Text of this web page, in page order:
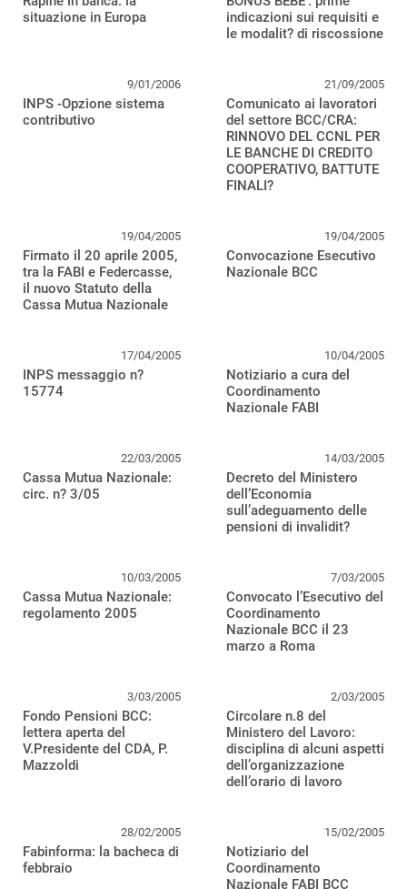
situazione in Europa
indicazioni sui requisiti e
le modalit? di riscossione
9/01/2006
INPS -Opzione sistema
contributivo
21/09/2005
Comunicato ai lavoratori
del settore BCC/CRA:
RINNOVO DEL CCNL PER
LE BANCHE DI CREDITO
COOPERATIVO, BATTUTE
FINALI?
19/04/2005
Firmato il 20 aprile 2005,
tra la FABI e Federcasse,
il nuovo Statuto della
Cassa Mutua Nazionale
19/04/2005
Convocazione Esecutivo
Nazionale BCC
17/04/2005
INPS messaggio n?
15774
10/04/2005
Notiziario a cura del
Coordinamento
Nazionale FABI
22/03/2005
Cassa Mutua Nazionale:
circ. n? 3/05
14/03/2005
Decreto del Ministero
dell’Economia
sull’adeguamento delle
pensioni di invalidit?
10/03/2005
Cassa Mutua Nazionale:
regolamento 2005
7/03/2005
Convocato l’Esecutivo del
Coordinamento
Nazionale BCC il 23
marzo a Roma
3/03/2005
Fondo Pensioni BCC:
lettera aperta del
V.Presidente del CDA, P.
Mazzoldi
2/03/2005
Circolare n.8 del
Ministero del Lavoro:
disciplina di alcuni aspetti
dell’organizzazione
dell’orario di lavoro
28/02/2005
Fabinforma: la bacheca di
febbraio
15/02/2005
Notiziario del
Coordinamento
Nazionale FABI BCC